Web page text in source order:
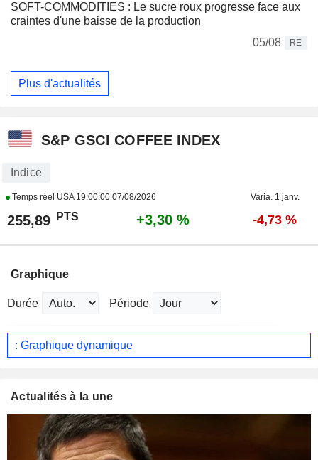
SOFT-COMMODITIES : Le sucre roux progresse face aux
craintes d'une baisse de la production
05/08
RE
Plus d'actualités
S&P GSCI COFFEE INDEX
Indice
Temps réel USA 19:00:00 07/08/2026 Varia. 1 janv.
255,89 PTS +3,30 % -4,73 %
Graphique
Durée Période
: Graphique dynamique
Actualités à la une